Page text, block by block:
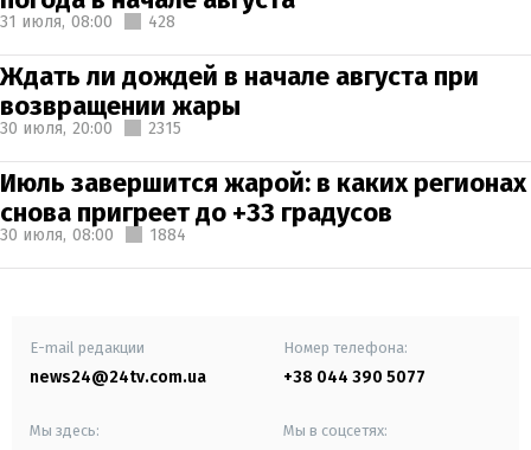
31 июля, 08:00 428
Ждать ли дождей в начале августа при
возвращении жары
30 июля, 20:00 2315
Июль завершится жарой: в каких регионах
снова пригреет до +33 градусов
30 июля, 08:00 1884
E-mail редакции
news24@24tv.com.ua
Номер телефона:
+38 044 390 5077
Мы здесь: Мы в соцсетях: